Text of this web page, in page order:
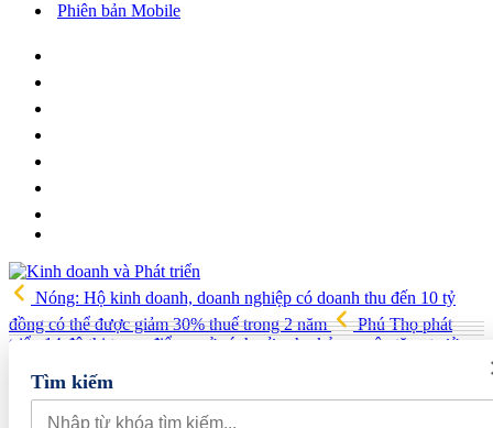
Phiên bản Mobile
Nóng: Hộ kinh doanh, doanh nghiệp có doanh thu đến 10 tỷ
đồng có thể được giảm 30% thuế trong 2 năm
Phú Thọ phát
triển 14 đô thị trọng điểm, mở cánh cửa cho kỷ nguyên tăng trưởng
Vua quạt Trần Đình Tiệp: Từ bán quạt đến TikToker nổi
tiếng và vướng vòng lao lý
Vietnam Sport Show 2026 quy tụ
520 gian hàng, thúc đẩy kết nối ngành thể thao Việt Nam với thế
Tìm kiếm